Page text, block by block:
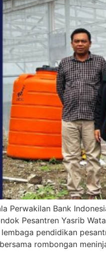
Perwakilan Bank
Pesantren Yasrib
pendidikan
rombongan